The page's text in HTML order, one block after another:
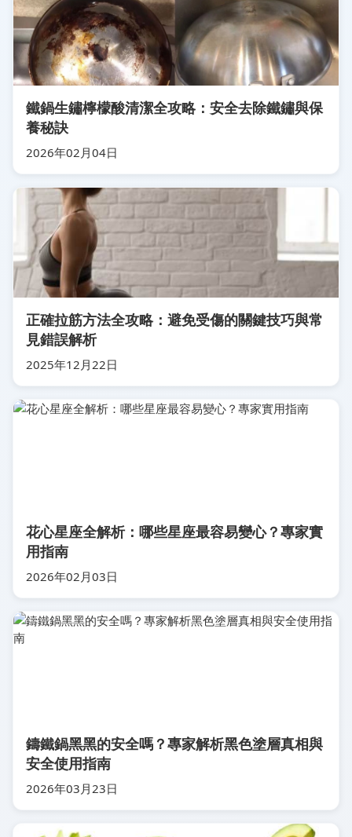
鐵鍋生鏽檸檬酸清潔全攻略：安全去除鐵鏽與保
養秘訣
2026年02月04日
正確拉筋方法全攻略：避免受傷的關鍵技巧與常
見錯誤解析
2025年12月22日
花心星座全解析：哪些星座最容易變心？專家實
用指南
2026年02月03日
鑄鐵鍋黑黑的安全嗎？專家解析黑色塗層真相與
安全使用指南
2026年03月23日